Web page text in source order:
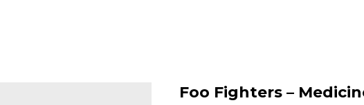
Foo Fighters –